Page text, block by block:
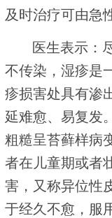
及时治疗可由急
医生表示：
不传染，湿疹是
疹损害处具有渗
延难愈、易复发
粗糙呈苔藓样病
者在儿童期或者
害，又称异位性
于经久不愈，服